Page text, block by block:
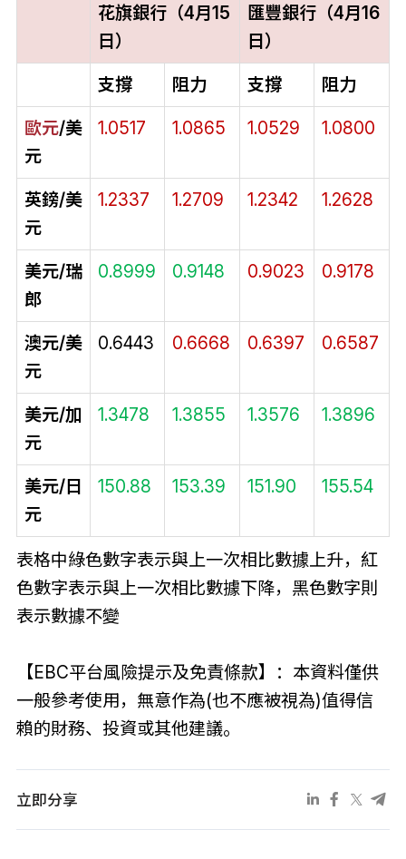
花旗銀行（4月15
日）
匯豐銀行（4月16
日）
支撐
阻力 支撐
阻力
歐元/美
元
1.0517 1.0865 1.0529 1.0800
英鎊/美
元
1.2337 1.2709 1.2342 1.2628
美元/瑞
郎
0.8999 0.9148 0.9023 0.9178
澳元/美
元
0.6443 0.6668 0.6397 0.6587
美元/加
元
1.3478 1.3855 1.3576 1.3896
美元/日
元
150.88 153.39 151.90 155.54
表格中綠色數字表示與上一次相比數據上升，紅
色數字表示與上一次相比數據下降，黑色數字則
表示數據不變
【EBC平台風險提示及免責條款】：本資料僅供
一般參考使用，無意作為(也不應被視為)值得信
賴的財務、投資或其他建議。
立即分享